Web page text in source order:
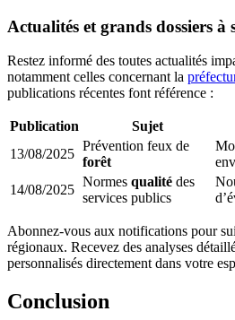
Actualités et grands dossiers à
Restez informé des toutes actualités
notamment celles concernant la
publications récentes font référence :
Publication Sujet
13/08/2025
Prévention feux de
forêt
14/08/2025
Normes qualité des
services publics
Abonnez-vous aux notifications pour
régionaux. Recevez des analyses
personnalisés directement dans votre
Conclusion